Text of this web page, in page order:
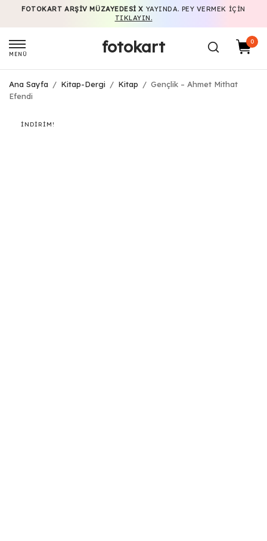
FOTOKART ARŞIV MÜZAYEDESI X YAYINDA. PEY VERMEK IÇIN
TIKLAYIN.
MENÜ fotokart 0
Ana Sayfa / Kitap-Dergi / Kitap / Gençlik – Ahmet Mithat
Efendi
İNDIRIM!